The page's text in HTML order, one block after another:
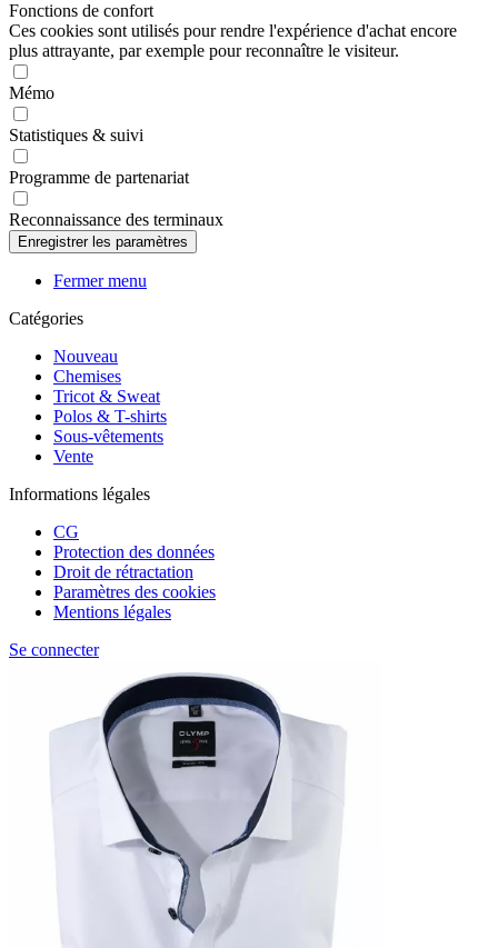
Fonctions de confort
Ces cookies sont utilisés pour rendre l'expérience d'achat encore
plus attrayante, par exemple pour reconnaître le visiteur.
Mémo
Statistiques & suivi
Programme de partenariat
Reconnaissance des terminaux
Fermer menu
Catégories
Nouveau
Chemises
Tricot & Sweat
Polos & T-shirts
Sous-vêtements
Vente
Informations légales
CG
Protection des données
Droit de rétractation
Paramètres des cookies
Mentions légales
Se connecter